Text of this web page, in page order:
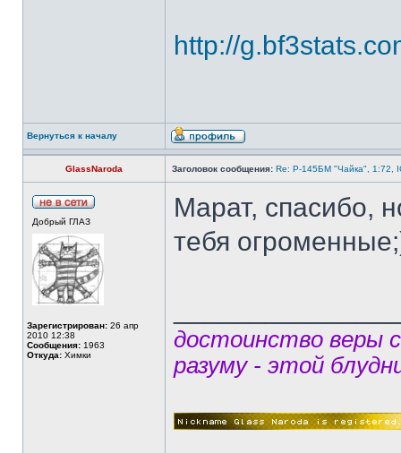
http://
Вернуться к началу
GlassNaroda Заголовок сообщения: Re: Р-145БМ "Чайка", 1:72,
Добрый ГЛАЗ
Зарегистрирован: 26 апр
2010 12:38
Сообщения: 1963
Откуда: Химки
Марат, спасибо,
тебя
достоинство веры
разуму - этой